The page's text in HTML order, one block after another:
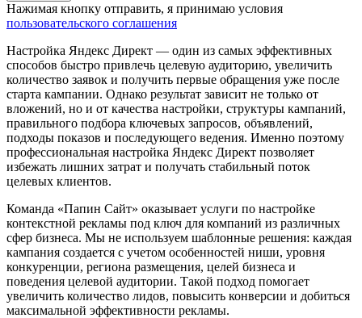
Нажимая кнопку отправить, я принимаю условия
пользовательского соглашения
Настройка Яндекс Директ — один из самых эффективных
способов быстро привлечь целевую аудиторию, увеличить
количество заявок и получить первые обращения уже после
старта кампании. Однако результат зависит не только от
вложений, но и от качества настройки, структуры кампаний,
правильного подбора ключевых запросов, объявлений,
подходы показов и последующего ведения. Именно поэтому
профессиональная настройка Яндекс Директ позволяет
избежать лишних затрат и получать стабильный поток
целевых клиентов.
Команда «Папин Сайт» оказывает услуги по настройке
контекстной рекламы под ключ для компаний из различных
сфер бизнеса. Мы не используем шаблонные решения: каждая
кампания создается с учетом особенностей ниши, уровня
конкуренции, региона размещения, целей бизнеса и
поведения целевой аудитории. Такой подход помогает
увеличить количество лидов, повысить конверсии и добиться
максимальной эффективности рекламы.